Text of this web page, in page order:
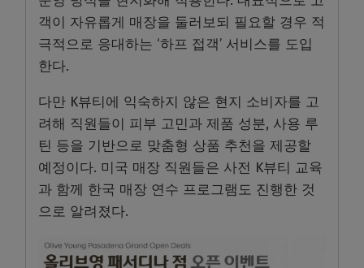
객이 자유롭게 매장을 둘러보되 필요할 경우 적
극적으로 응대하는 ‘하프 접객’ 서비스를 도입
한다.
다만 K뷰티에 익숙하지 않은 현지 소비자를 고
려해 직원들이 피부 고민과 제품 성분, 사용 루
틴 등을 기반으로 맞춤형 상품 추천을 제공할
예정이다. 미국 매장 직원들은 사전 K뷰티 교육
과 함께 한국 매장 연수 프로그램도 진행한 것
으로 알려졌다.